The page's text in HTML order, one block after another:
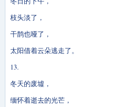
枝头淡了，
干鹊也哑了，
太阳借着云朵逃走了。
13.
冬天的废墟，
缅怀着逝去的光芒，